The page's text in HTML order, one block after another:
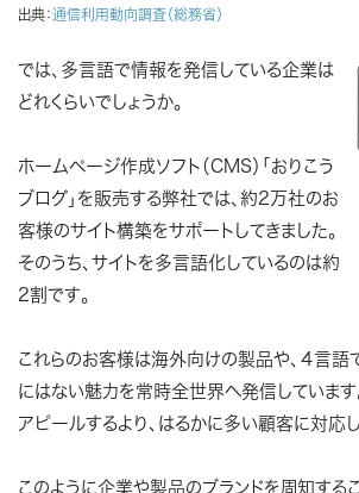
出典：通信利用動向調査（総務省）
では、多言語で情報を発信している企業は
どれくらいでしょうか。
ホームページ作成ソフト（CMS）「おりこう
ブログ」を販売する弊社では、約2万社のお
客様のサイト構築をサポートしてきました。
そのうち、サイトを多言語化しているのは約
2割です。
これらのお客様は海外向けの製品や、４言語
にはない魅力を常時全世界へ発信していま
アピールするより、はるかに多い顧客に対応し
このように企業や製品のブランドを周知する